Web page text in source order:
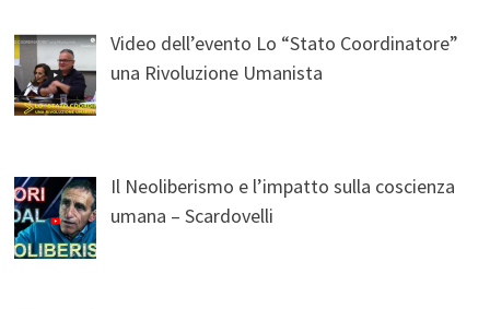
Video dell’evento Lo “Stato Coordinatore”
una Rivoluzione Umanista
Il Neoliberismo e l’impatto sulla coscienza
umana – Scardovelli